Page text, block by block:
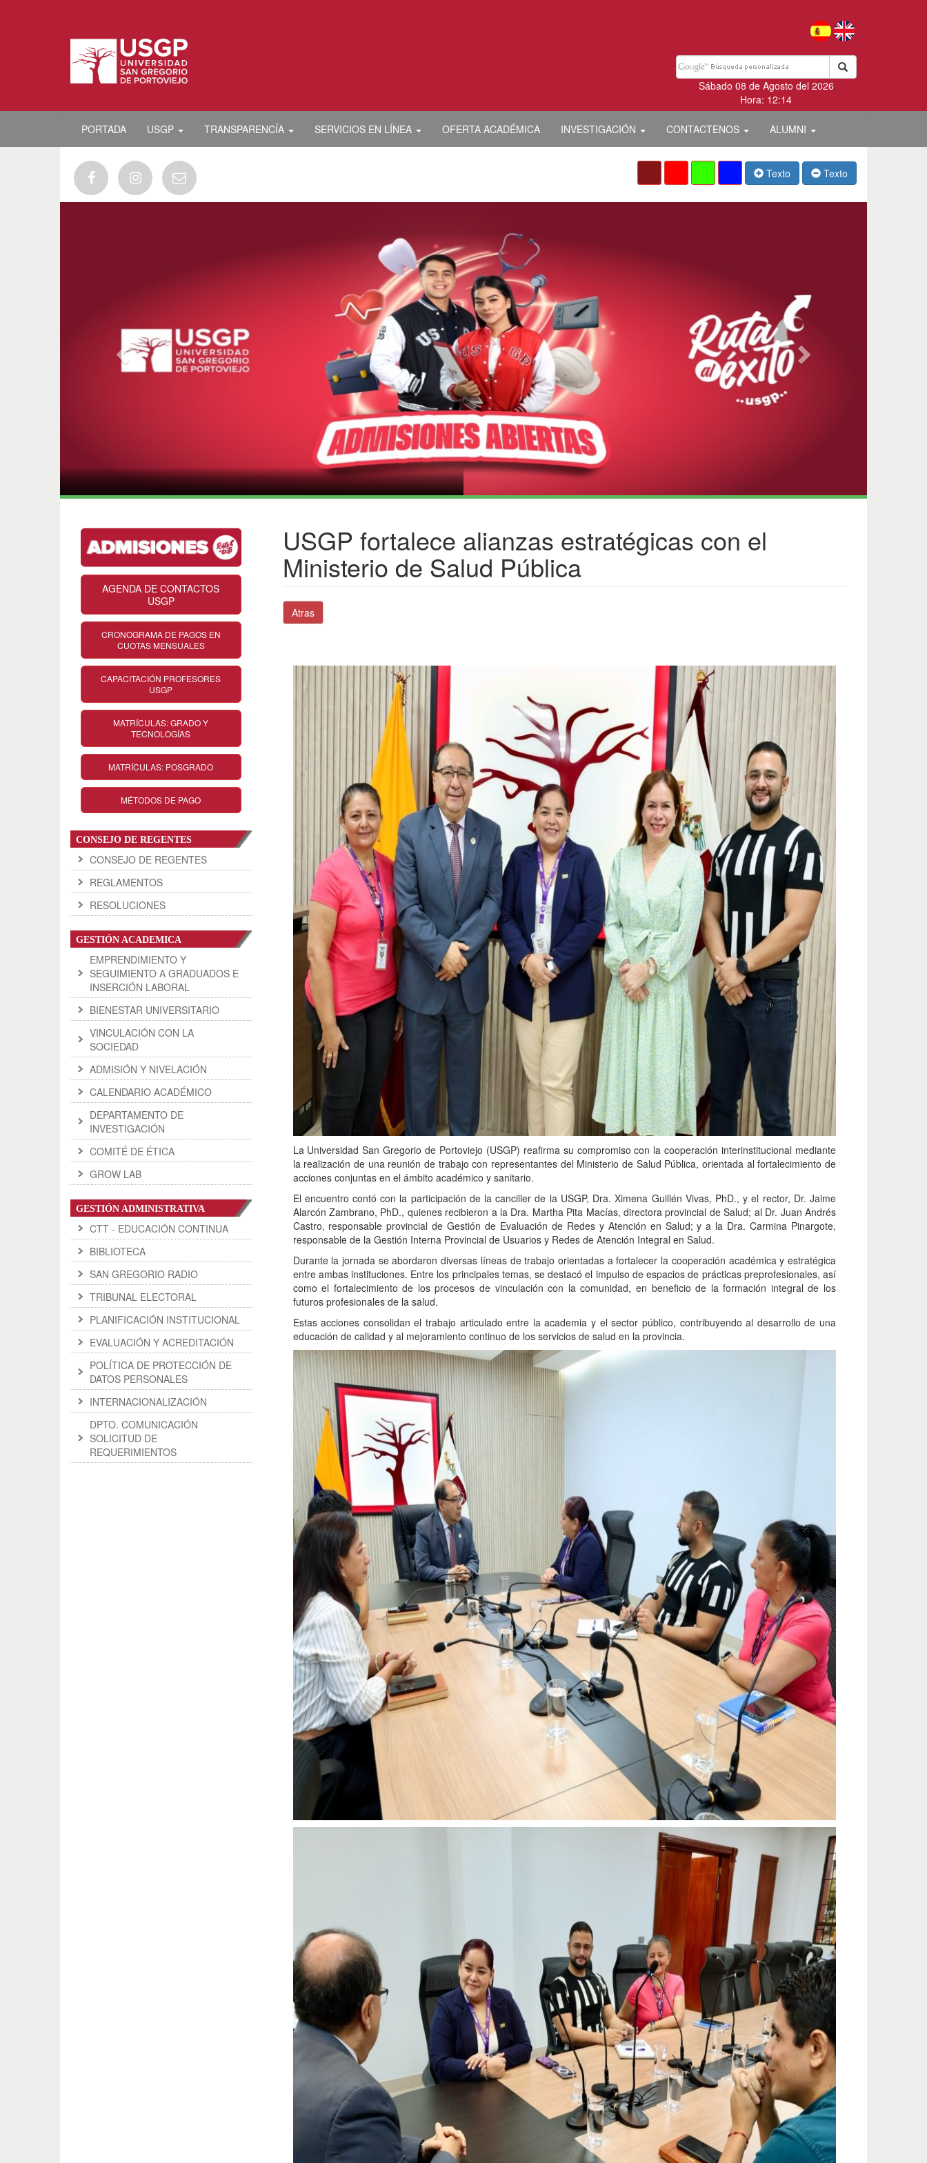
Sábado 08 de Agosto del 2026
Hora: 12:14
PORTADA USGP TRANSPARENCÍA SERVICIOS EN LÍNEA OFERTA ACADÉMICA INVESTIGACIÓN CONTACTENOS ALUMNI
Texto Texto
AGENDA DE CONTACTOS
USGP
CRONOGRAMA DE PAGOS EN
CUOTAS MENSUALES
CAPACITACIÓN PROFESORES
USGP
MATRÍCULAS: GRADO Y
TECNOLOGÍAS
MATRÍCULAS: POSGRADO
MÉTODOS DE PAGO
CONSEJO DE REGENTES
CONSEJO DE REGENTES
REGLAMENTOS
RESOLUCIONES
GESTIÓN ACADEMICA
EMPRENDIMIENTO Y
SEGUIMIENTO A GRADUADOS E
INSERCIÓN LABORAL
BIENESTAR UNIVERSITARIO
VINCULACIÓN CON LA
SOCIEDAD
ADMISIÓN Y NIVELACIÓN
CALENDARIO ACADÉMICO
DEPARTAMENTO DE
INVESTIGACIÓN
COMITÉ DE ÉTICA
GROW LAB
GESTIÓN ADMINISTRATIVA
CTT - EDUCACIÓN CONTINUA
BIBLIOTECA
SAN GREGORIO RADIO
TRIBUNAL ELECTORAL
PLANIFICACIÓN INSTITUCIONAL
EVALUACIÓN Y ACREDITACIÓN
POLÍTICA DE PROTECCIÓN DE
DATOS PERSONALES
INTERNACIONALIZACIÓN
DPTO. COMUNICACIÓN
SOLICITUD DE
REQUERIMIENTOS
USGP fortalece alianzas estratégicas con el
Ministerio de Salud Pública
Atras
La Universidad San Gregorio de Portoviejo (USGP) reafirma su compromiso con la cooperación interinstitucional mediante
la realización de una reunión de trabajo con representantes del Ministerio de Salud Pública, orientada al fortalecimiento de
acciones conjuntas en el ámbito académico y sanitario.
El encuentro contó con la participación de la canciller de la USGP, Dra. Ximena Guillén Vivas, PhD., y el rector, Dr. Jaime
Alarcón Zambrano, PhD., quienes recibieron a la Dra. Martha Pita Macías, directora provincial de Salud; al Dr. Juan Andrés
Castro, responsable provincial de Gestión de Evaluación de Redes y Atención en Salud; y a la Dra. Carmina Pinargote,
responsable de la Gestión Interna Provincial de Usuarios y Redes de Atención Integral en Salud.
Durante la jornada se abordaron diversas líneas de trabajo orientadas a fortalecer la cooperación académica y estratégica
entre ambas instituciones. Entre los principales temas, se destacó el impulso de espacios de prácticas preprofesionales, así
como el fortalecimiento de los procesos de vinculación con la comunidad, en beneficio de la formación integral de los
futuros profesionales de la salud.
Estas acciones consolidan el trabajo articulado entre la academia y el sector público, contribuyendo al desarrollo de una
educación de calidad y al mejoramiento continuo de los servicios de salud en la provincia.